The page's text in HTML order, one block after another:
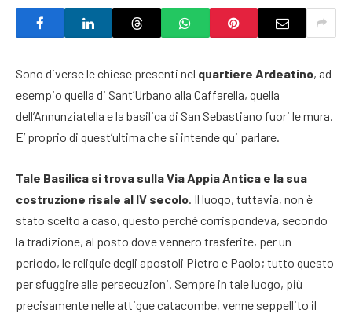
Sono diverse le chiese presenti nel quartiere Ardeatino, ad
esempio quella di Sant’Urbano alla Caffarella, quella
dell’Annunziatella e la basilica di San Sebastiano fuori le mura.
E’ proprio di quest’ultima che si intende qui parlare.
Tale Basilica si trova sulla Via Appia Antica e la sua
costruzione risale al IV secolo . Il luogo, tuttavia, non è
stato scelto a caso, questo perché corrispondeva, secondo
la tradizione, al posto dove vennero trasferite, per un
periodo, le reliquie degli apostoli Pietro e Paolo; tutto questo
per sfuggire alle persecuzioni. Sempre in tale luogo, più
precisamente nelle attigue catacombe, venne seppellito il